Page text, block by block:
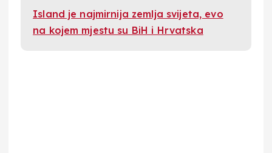
Island je najmirnija zemlja svijeta, evo
na kojem mjestu su BiH i Hrvatska